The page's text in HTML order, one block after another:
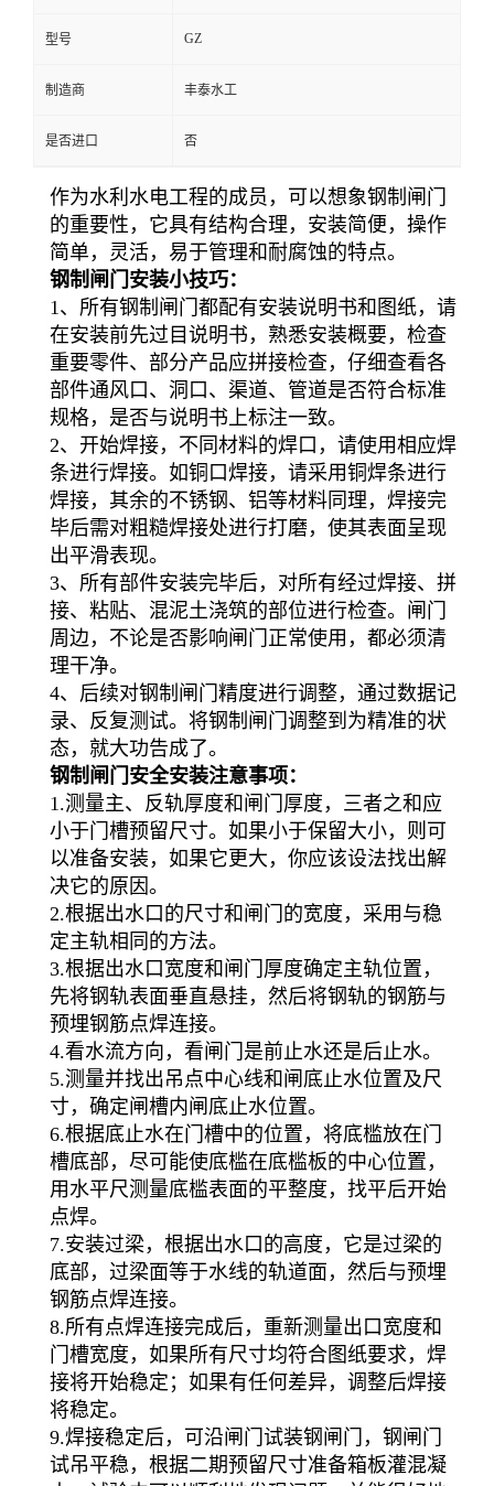
型号 GZ
制造商 丰泰水工
是否进口 否
作为水利水电工程的成员，可以想象钢制闸门
的重要性，它具有结构合理，安装简便，操作
简单，灵活，易于管理和耐腐蚀的特点。
钢制闸门安装小技巧：
1、所有钢制闸门都配有安装说明书和图纸，请
在安装前先过目说明书，熟悉安装概要，检查
重要零件、部分产品应拼接检查，仔细查看各
部件通风口、洞口、渠道、管道是否符合标准
规格，是否与说明书上标注一致。
2、开始焊接，不同材料的焊口，请使用相应焊
条进行焊接。如铜口焊接，请采用铜焊条进行
焊接，其余的不锈钢、铝等材料同理，焊接完
毕后需对粗糙焊接处进行打磨，使其表面呈现
出平滑表现。
3、所有部件安装完毕后，对所有经过焊接、拼
接、粘贴、混泥土浇筑的部位进行检查。闸门
周边，不论是否影响闸门正常使用，都必须清
理干净。
4、后续对钢制闸门精度进行调整，通过数据记
录、反复测试。将钢制闸门调整到为精准的状
态，就大功告成了。
钢制闸门安全安装注意事项：
1.测量主、反轨厚度和闸门厚度，三者之和应
小于门槽预留尺寸。如果小于保留大小，则可
以准备安装，如果它更大，你应该设法找出解
决它的原因。
2.根据出水口的尺寸和闸门的宽度，采用与稳
定主轨相同的方法。
3.根据出水口宽度和闸门厚度确定主轨位置，
先将钢轨表面垂直悬挂，然后将钢轨的钢筋与
预埋钢筋点焊连接。
4.看水流方向，看闸门是前止水还是后止水。
5.测量并找出吊点中心线和闸底止水位置及尺
寸，确定闸槽内闸底止水位置。
6.根据底止水在门槽中的位置，将底槛放在门
槽底部，尽可能使底槛在底槛板的中心位置，
用水平尺测量底槛表面的平整度，找平后开始
点焊。
7.安装过梁，根据出水口的高度，它是过梁的
底部，过梁面等于水线的轨道面，然后与预埋
钢筋点焊连接。
8.所有点焊连接完成后，重新测量出口宽度和
门槽宽度，如果所有尺寸均符合图纸要求，焊
接将开始稳定；如果有任何差异，调整后焊接
将稳定。
9.焊接稳定后，可沿闸门试装钢闸门，钢闸门
试吊平稳，根据二期预留尺寸准备箱板灌混凝